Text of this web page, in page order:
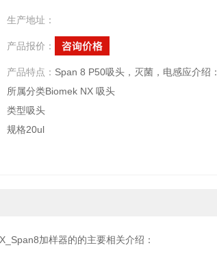
生产地址：
产品报价：
产品特点： Span 8 P50吸头，灭菌，电感应介绍：
所属分类Biomek NX 吸头
类型吸头
规格20ul
加样器的的主要相关介绍：